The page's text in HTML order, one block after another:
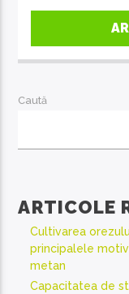
Caută
ARTICOLE
Cultivarea
principalele
metan
Capacitatea de